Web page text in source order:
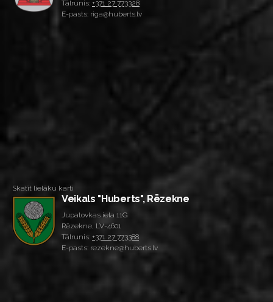
Tālrunis: +371 27 773328
E-pasts: riga@huberts.lv
Skatīt lielāku karti
Veikals "Huberts", Rēzekne
Jupatovkas iela 11G
Rēzekne, LV-4601
Tālrunis: +371 27 773388
E-pasts: rezekne@huberts.lv